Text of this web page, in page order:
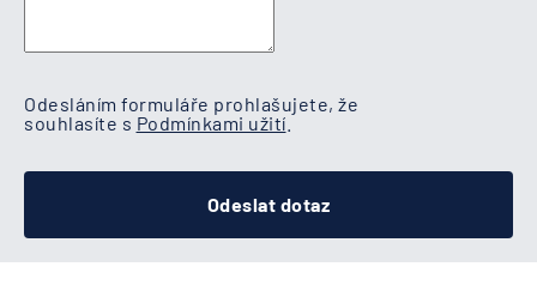
Odesláním formuláře prohlašujete, že
souhlasíte s Podmínkami užití
Odeslat dotaz